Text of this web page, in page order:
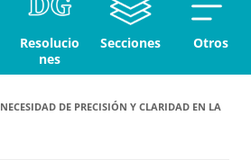
Resolucio
nes
Secciones Otros
NECESIDAD DE PRECISIÓN Y CLARIDAD EN LA